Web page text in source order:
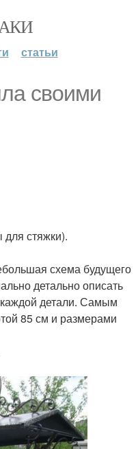
статьи
своими
стяжки).
схема будущего
детально описать
детали. Самым
85 см и размерами